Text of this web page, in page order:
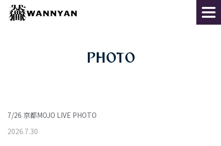
PHOTO
7/26 京都MOJO LIVE PHOTO
2026.7.30